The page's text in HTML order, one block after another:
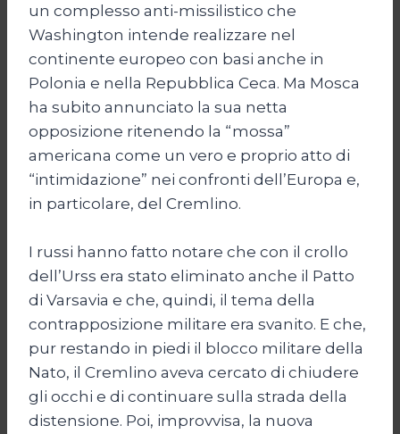
un complesso anti-missilistico che
Washington intende realizzare nel
continente europeo con basi anche in
Polonia e nella Repubblica Ceca. Ma Mosca
ha subito annunciato la sua netta
opposizione ritenendo la “mossa”
americana come un vero e proprio atto di
“intimidazione” nei confronti dell’Europa e,
in particolare, del Cremlino.
I russi hanno fatto notare che con il crollo
dell’Urss era stato eliminato anche il Patto
di Varsavia e che, quindi, il tema della
contrapposizione militare era svanito. E che,
pur restando in piedi il blocco militare della
Nato, il Cremlino aveva cercato di chiudere
gli occhi e di continuare sulla strada della
distensione. Poi, improvvisa, la nuova